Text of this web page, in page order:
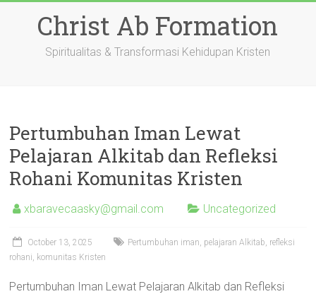
Christ Ab Formation
Spiritualitas & Transformasi Kehidupan Kristen
Pertumbuhan Iman Lewat
Pelajaran Alkitab dan Refleksi
Rohani Komunitas Kristen
xbaravecaasky@gmail.com Uncategorized
October 13, 2025
Pertumbuhan iman, pelajaran Alkitab, refleksi
rohani, komunitas Kristen
Pertumbuhan Iman Lewat Pelajaran Alkitab dan Refleksi